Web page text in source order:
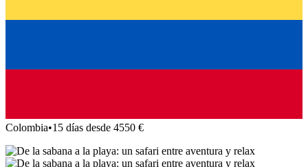
Colombia•15 días desde 4550 €